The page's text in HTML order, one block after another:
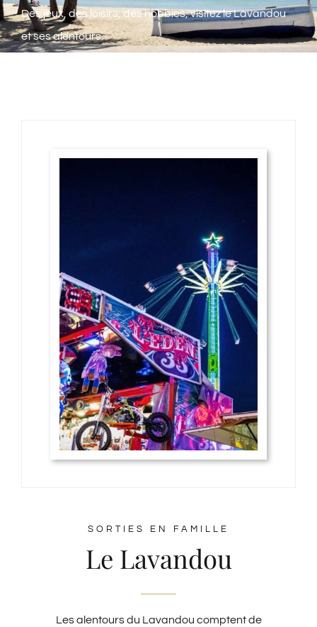
Activités
Contact
Des jeux, des loisirs, des hobbies, visitez le Lavandou
et ses alentours.
SORTIES EN FAMILLE
Le Lavandou
Les alentours du Lavandou comptent de